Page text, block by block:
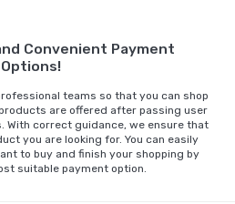
Convenient Payment
Options!
teams so that you can shop
are offered after passing user
With correct guidance, we ensure that
you are looking for. You can easily
to buy and finish your shopping by
suitable payment option.